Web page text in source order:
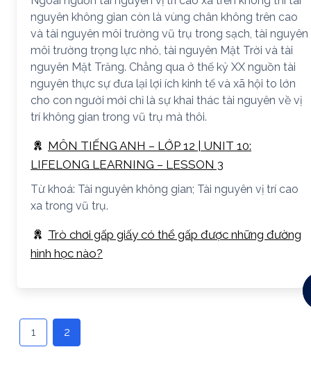
nguyên không gian còn là vùng chân không trên cao
và tài nguyên môi trường vũ trụ trong sạch, tài nguyên
môi trường trọng lực nhỏ, tài nguyên Mặt Trời và tài
nguyên Mặt Trăng. Chẳng qua ở thế kỷ XX nguồn tài
nguyên thực sự đưa lại lợi ích kinh tế và xã hội to lớn
cho con người mới chỉ là sự khai thác tài nguyên về vị
trí không gian trong vũ trụ mà thôi.
MÔN TIẾNG ANH – LỚP 12 | UNIT 10:
LIFELONG LEARNING – LESSON 3
Từ khoá: Tài nguyên không gian; Tài nguyên vị trí cao
xa trong vũ trụ.
Trò chơi gấp giấy có thể gấp được những đường
hình học nào?
1 2